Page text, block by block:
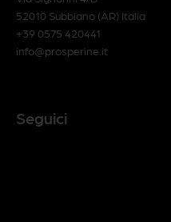
52010 Subbiano (AR) Italia
+39 0575 420441
info@prosperine.it
Seguici